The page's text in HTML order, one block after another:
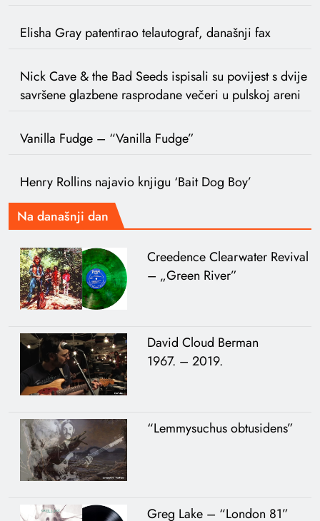
Elisha Gray patentirao telautograf, današnji fax
Nick Cave & the Bad Seeds ispisali su povijest s dvije
savršene glazbene rasprodane večeri u pulskoj areni
Vanilla Fudge – “Vanilla Fudge”
Henry Rollins najavio knjigu ‘Bait Dog Boy’
Na današnji dan
Creedence Clearwater Revival
– „Green River”
David Cloud Berman
1967. – 2019.
“Lemmysuchus obtusidens”
Greg Lake – “London 81”